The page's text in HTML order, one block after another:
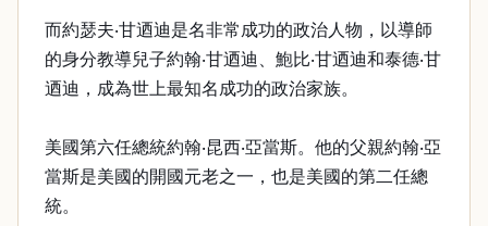
而約瑟夫‧甘迺迪是名非常成功的政治人物，以導師
的身分教導兒子約翰‧甘迺迪、鮑比‧甘迺迪和泰德‧甘
迺迪，成為世上最知名成功的政治家族。
美國第六任總統約翰‧昆西‧亞當斯。他的父親約翰‧亞
當斯是美國的開國元老之一，也是美國的第二任總
統。